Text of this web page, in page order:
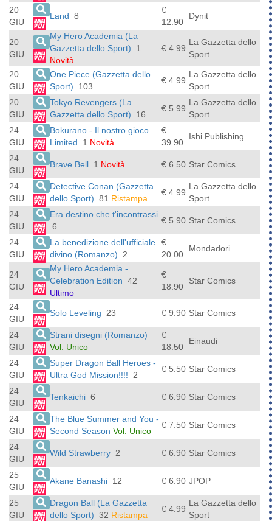
20
GIU
Land 8
€
12.90
Dynit
20
GIU
My Hero Academia (La
Gazzetta dello Sport)
1
Novità
€ 4.99
La Gazzetta dello
Sport
20
GIU
One Piece (Gazzetta dello
Sport)
103
€ 4.99
La Gazzetta dello
Sport
20
GIU
Tokyo Revengers (La
Gazzetta dello Sport)
16
€ 5.99
La Gazzetta dello
Sport
24
GIU
Bokurano - Il nostro gioco
Limited
1 Novità
€
39.90
Ishi Publishing
24
GIU
Brave Bell 1 Novità € 6.50 Star Comics
24
GIU
Detective Conan (Gazzetta
dello Sport) 81 Ristampa
€ 4.99
La Gazzetta dello
Sport
24
GIU
Era destino che t'incontrassi
6
€ 5.90 Star Comics
24
GIU
La benedizione dell'ufficiale
divino (Romanzo) 2
€
20.00
Mondadori
24
GIU
My Hero Academia -
Celebration Edition 42
Ultimo
€
18.90
Star Comics
24
GIU
Solo Leveling 23 € 9.90 Star Comics
24
GIU
Strani disegni (Romanzo)
Vol. Unico
€
18.50
Einaudi
24
GIU
Super Dragon Ball Heroes -
Ultra God Mission!!!! 2
€ 5.50 Star Comics
24
GIU
Tenkaichi 6 € 6.90 Star Comics
24
GIU
The Blue Summer and You -
Second Season Vol. Unico
€ 7.50 Star Comics
24
GIU
Wild Strawberry 2 € 6.90 Star Comics
25
GIU
Akane Banashi 12 € 6.90 JPOP
25
GIU
Dragon Ball (La Gazzetta
dello Sport) 32 Ristampa
€ 4.99
La Gazzetta dello
Sport